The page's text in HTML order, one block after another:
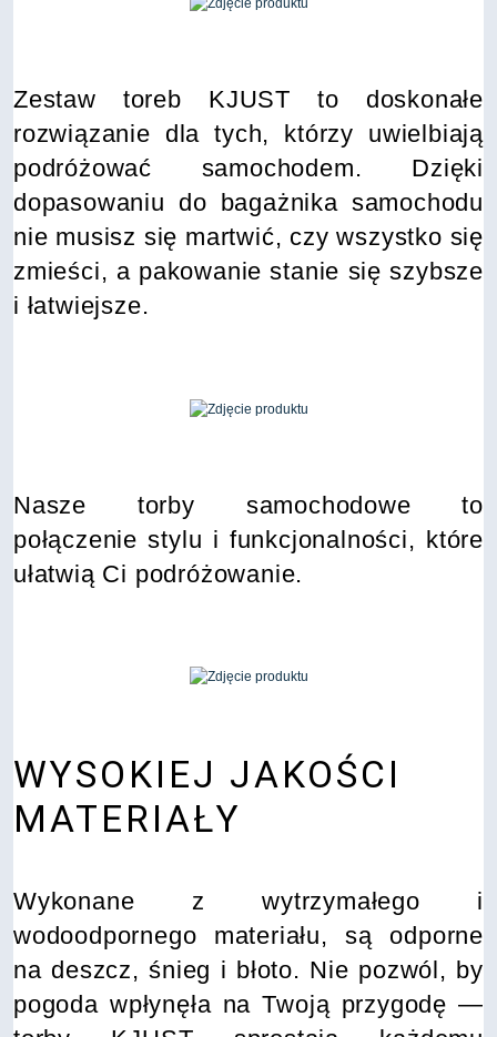
Zestaw toreb KJUST to doskonałe
rozwiązanie dla tych, którzy uwielbiają
podróżować samochodem. Dzięki
dopasowaniu do bagażnika samochodu
nie musisz się martwić, czy wszystko się
zmieści, a pakowanie stanie się szybsze
i łatwiejsze.
Nasze torby samochodowe to
połączenie stylu i funkcjonalności, które
ułatwią Ci podróżowanie.
WYSOKIEJ JAKOŚCI
MATERIAŁY
Wykonane z wytrzymałego i
wodoodpornego materiału, są odporne
na deszcz, śnieg i błoto. Nie pozwól, by
pogoda wpłynęła na Twoją przygodę —